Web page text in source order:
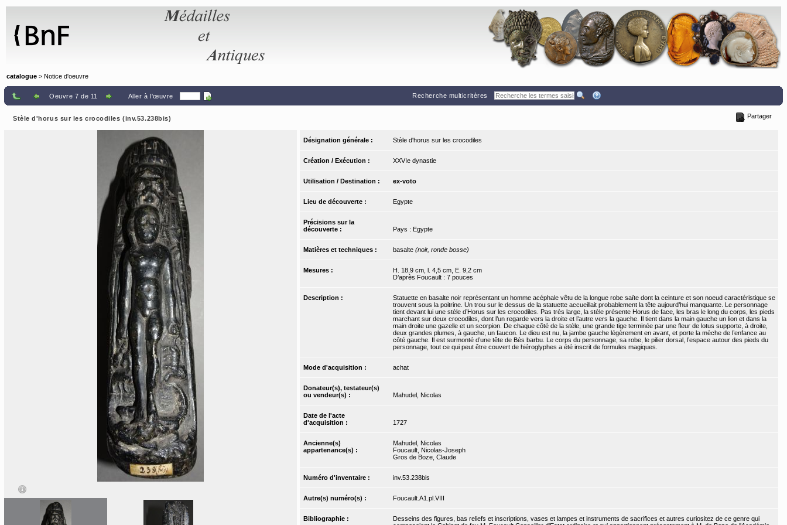
catalogue > Notice d'oeuvre
Oeuvre 7 de 11 Aller à l'œuvre Recherche multicritères
Stèle d'horus sur les crocodiles (inv.53.238bis) Partager
Désignation générale : Stèle d'horus sur les crocodiles
Création / Exécution : XXVIe dynastie
Utilisation / Destination : ex-voto
Lieu de découverte : Egypte
Précisions sur la
découverte :
Pays : Egypte
Matières et techniques : basalte (noir, ronde bosse)
Mesures :
H. 18,9 cm, l. 4,5 cm, E. 9,2 cm
D’après Foucault : 7 pouces
Description :
Statuette en basalte noir représentant un homme acéphale vêtu de la longue robe saïte dont la ceinture et son noeud caractéristique se
trouvent sous la poitrine. Un trou sur le dessus de la statuette accueillait probablement la tête aujourd’hui manquante. Le personnage
tient devant lui une stèle d’Horus sur les crocodiles. Pas très large, la stèle présente Horus de face, les bras le long du corps, les pieds
marchant sur deux crocodiles, dont l’un regarde vers la droite et l’autre vers la gauche. Il tient dans la main gauche un lion et dans la
main droite une gazelle et un scorpion. De chaque côté de la stèle, une grande tige terminée par une fleur de lotus supporte, à droite,
deux grandes plumes, à gauche, un faucon. Le dieu est nu, la jambe gauche légèrement en avant, et porte la mèche de l’enfance au
côté gauche. Il est surmonté d’une tête de Bès barbu. Le corps du personnage, sa robe, le pilier dorsal, l’espace autour des pieds du
personnage, tout ce qui peut être couvert de hiéroglyphes a été inscrit de formules magiques.
Mode d'acquisition : achat
Donateur(s), testateur(s)
ou vendeur(s) :
Mahudel, Nicolas
Date de l'acte
d'acquisition :
1727
Ancienne(s)
appartenance(s) :
Mahudel, Nicolas
Foucault, Nicolas-Joseph
Gros de Boze, Claude
Numéro d'inventaire : inv.53.238bis
Autre(s) numéro(s) : Foucault.A1.pl.VIII
Bibliographie :
Desseins des figures, bas reliefs et inscriptions, vases et lampes et instruments de sacrifices et autres curiositez de ce genre qui